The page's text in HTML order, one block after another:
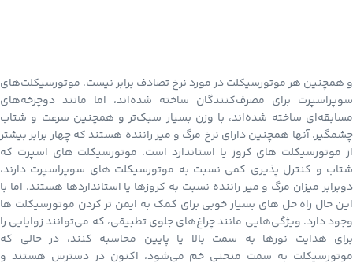
و همچنین هر موتورسیکلت در مورد نرخ تصادف برابر نیست. موتورسیکلت‌های
سوپراسپرت برای مصرف‌کنندگان ساخته شده‌اند، اما مانند دوچرخه‌های
مسابقه‌ای ساخته شده‌اند، با وزن بسیار سبک‌تر و همچنین سرعت و شتاب
چشمگیر. آنها همچنین دارای نرخ مرگ و میر راننده هستند که چهار برابر بیشتر
از موتورسیکلت های کروز یا استاندارد است. موتورسیکلت های اسپرت که
شتاب و کنترل پذیری کمی نسبت به موتورسیکلت های سوپراسپرت دارند،
دوبرابر میزان مرگ و میر راننده نسبت به کروزها یا استانداردها هستند. اما با
این حال راه حل های بسیار خوبی برای کمک به ایمن تر کردن موتورسیکلت ها
وجود دارد. ویژگی‌هایی مانند چراغ‌های جلوی تطبیقی، که می‌توانند زوایایی را
برای هدایت نورها به سمت بالا یا پایین محاسبه کنند، در حالی که
موتورسیکلت به سمت منحنی خم می‌شود، اکنون در دسترس هستند و